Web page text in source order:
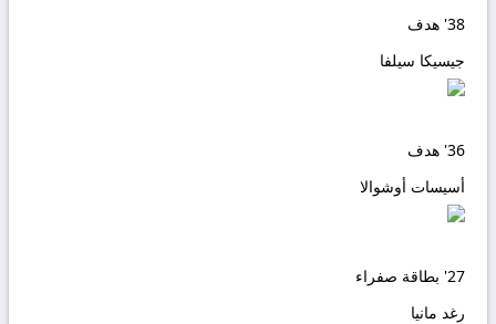
38' هدف
جيسيكا سيلفا
36' هدف
أسيسات أوشوالا
27' بطاقة صفراء
رغد مانيا